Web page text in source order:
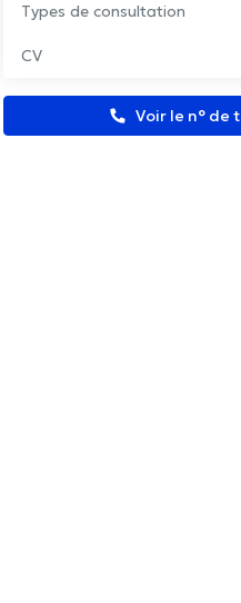
Types de consultation
CV
Voir le n° de